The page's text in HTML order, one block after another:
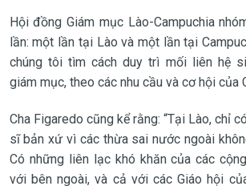
Hội đồng Giám mục Lào-Campuchia
lần: một lần tại Lào và một lần tại
chúng tôi tìm cách duy trì mối liên hệ
giám mục, theo các nhu cầu và cơ hội của
Cha Figaredo cũng kể rằng: “Tại Lào, chỉ
sĩ bản xứ vì các thừa sai nước ngoài
Có những liên lạc khó khăn của các
với bên ngoài, và cả với các Giáo hội